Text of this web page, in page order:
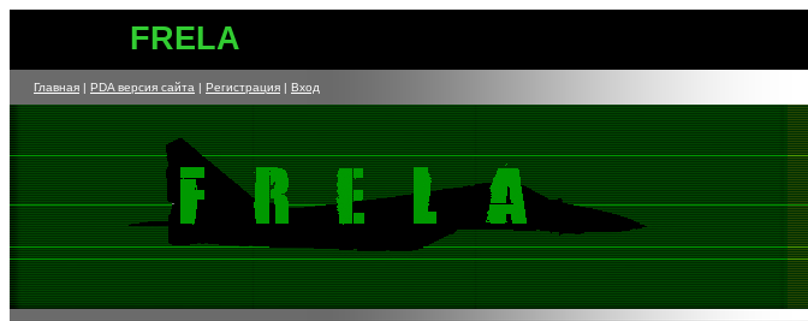
FRELA
Главная | PDA версия сайта | Регистрация | Вход